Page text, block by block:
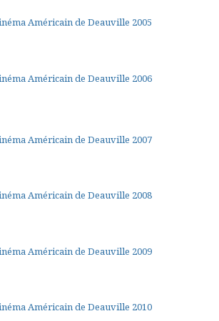
Américain de Deauville 2005
Américain de Deauville 2006
Américain de Deauville 2007
Américain de Deauville 2008
Américain de Deauville 2009
Américain de Deauville 2010